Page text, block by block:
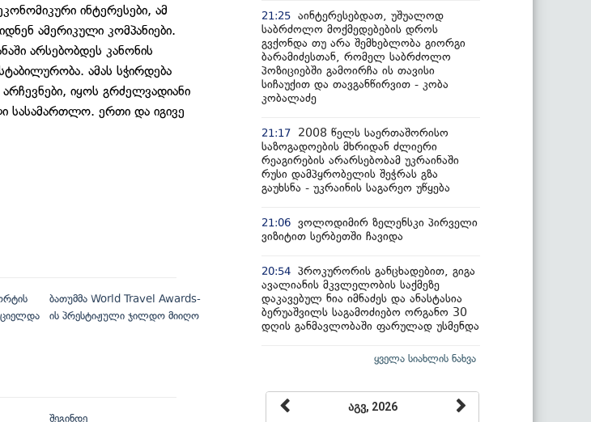
ინტერესები, ამ
ამერიკული კომპანიები.
არსებობდეს კანონის
ამას სჭირდება
იყოს გრძელვადიანი
სასამართლო. ერთი და იგივე
ბათუმმა World Travel Awards-
ის პრესტიჟული ჯილდო მიიღო
შეგინდე
21:25 აინტერესებდათ, უშუალოდ
საბრძოლო მოქმედებების დროს
გვქონდა თუ არა შემხებლობა გიორგი
ბარამიძესთან, რომელ საბრძოლო
პოზიციებში გამოირჩა ის თავისი
სიჩაუქით და თავგანწირვით - კობა
კობალაძე
21:17
2008 წელს საერთაშორისო
საზოგადოების მხრიდან ძლიერი
რეაგირების არარსებობამ უკრაინაში
რუსი დამპყრობელის შეჭრას გზა
გაუხსნა - უკრაინის საგარეო უწყება
21:06 ვოლოდიმირ ზელენსკი პირველი
ვიზიტით სერბეთში ჩავიდა
20:54 პროკურორის განცხადებით, გიგა
ავალიანის მკვლელობის საქმეზე
დაკავებულ ნია იმნაძეს და ანასტასია
ბერუაშვილს საგამოძიებო ორგანო 30
დღის განმავლობაში ფარულად უსმენდა
ყველა სიახლის ნახვა
აგვ, 2026